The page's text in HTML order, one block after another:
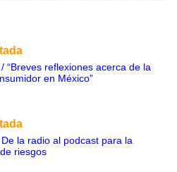
“Breves reflexiones acerca de la
en México”
la radio al podcast para la
riesgos